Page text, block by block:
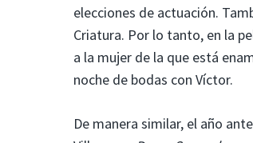
elecciones de actuación.
Criatura. Por lo tanto, en la
a la mujer de la que está
noche de bodas con Víctor.
De manera similar, el año